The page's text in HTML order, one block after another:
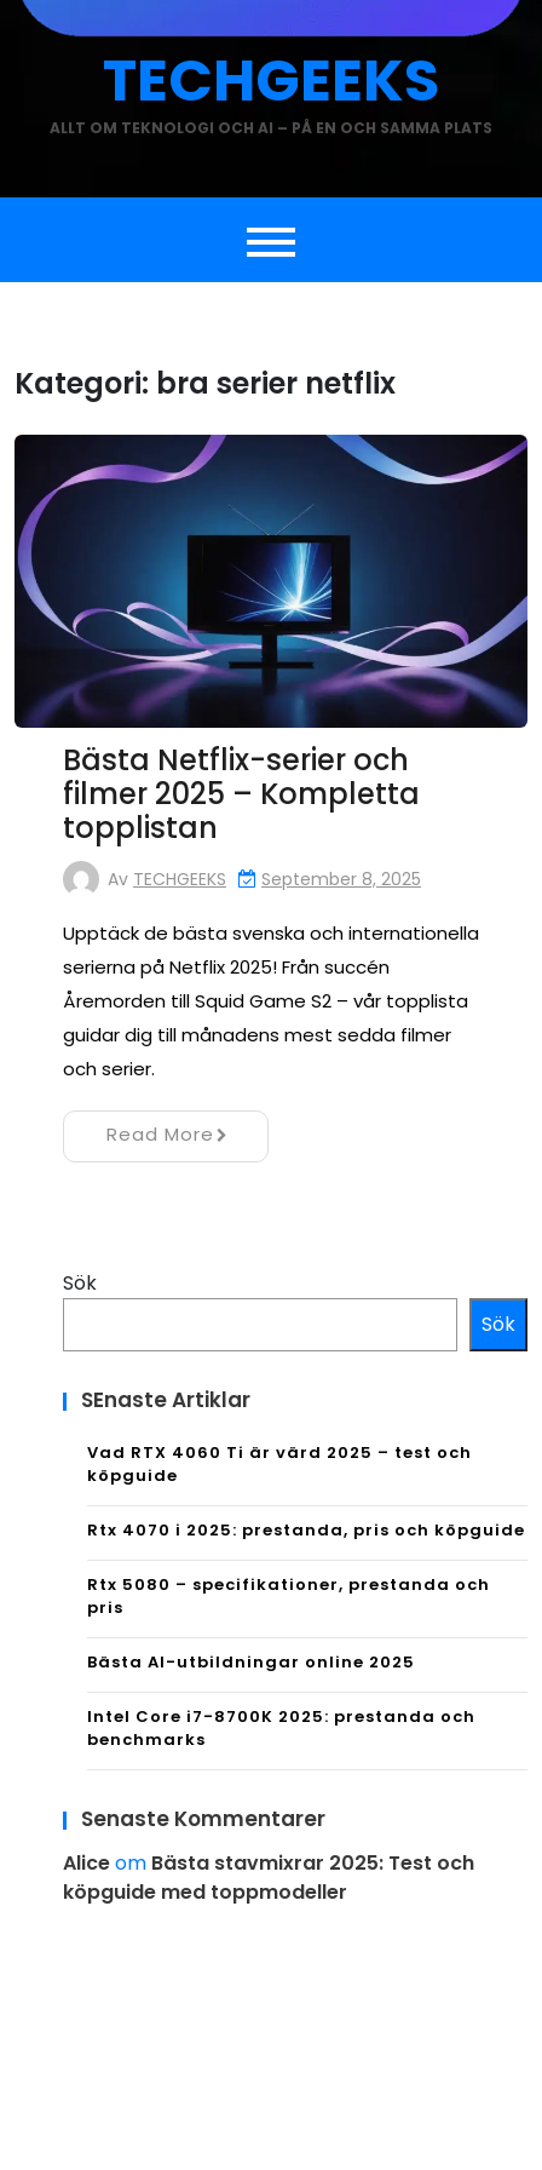
TECHGEEKS
ALLT OM TEKNOLOGI OCH AI – PÅ EN OCH SAMMA PLATS
Kategori: bra serier netflix
Bästa Netflix-serier och
filmer 2025 – Kompletta
topplistan
Av TECHGEEKS September 8, 2025
Upptäck de bästa svenska och internationella
serierna på Netflix 2025! Från succén
Åremorden till Squid Game S2 – vår topplista
guidar dig till månadens mest sedda filmer
och serier.
Read More
Sök
Sök
SEnaste Artiklar
Vad RTX 4060 Ti är värd 2025 – test och
köpguide
Rtx 4070 i 2025: prestanda, pris och köpguide
Rtx 5080 – specifikationer, prestanda och
pris
Bästa AI-utbildningar online 2025
Intel Core i7-8700K 2025: prestanda och
benchmarks
Senaste Kommentarer
Aliceom Bästa stavmixrar 2025: Test och
köpguide med toppmodeller